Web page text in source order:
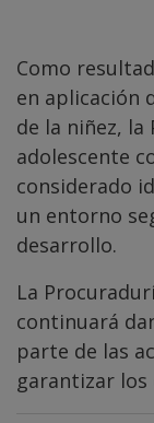
Como
en aplicación
de la niñez, la
adolescente
considerado
un entorno
desarrollo.
La
continuará
parte de las
garantizar los